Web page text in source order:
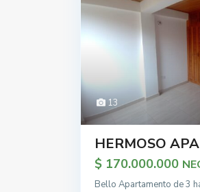
13
HERMOSO
$ 170.000.000
Bello Apartamento de 3